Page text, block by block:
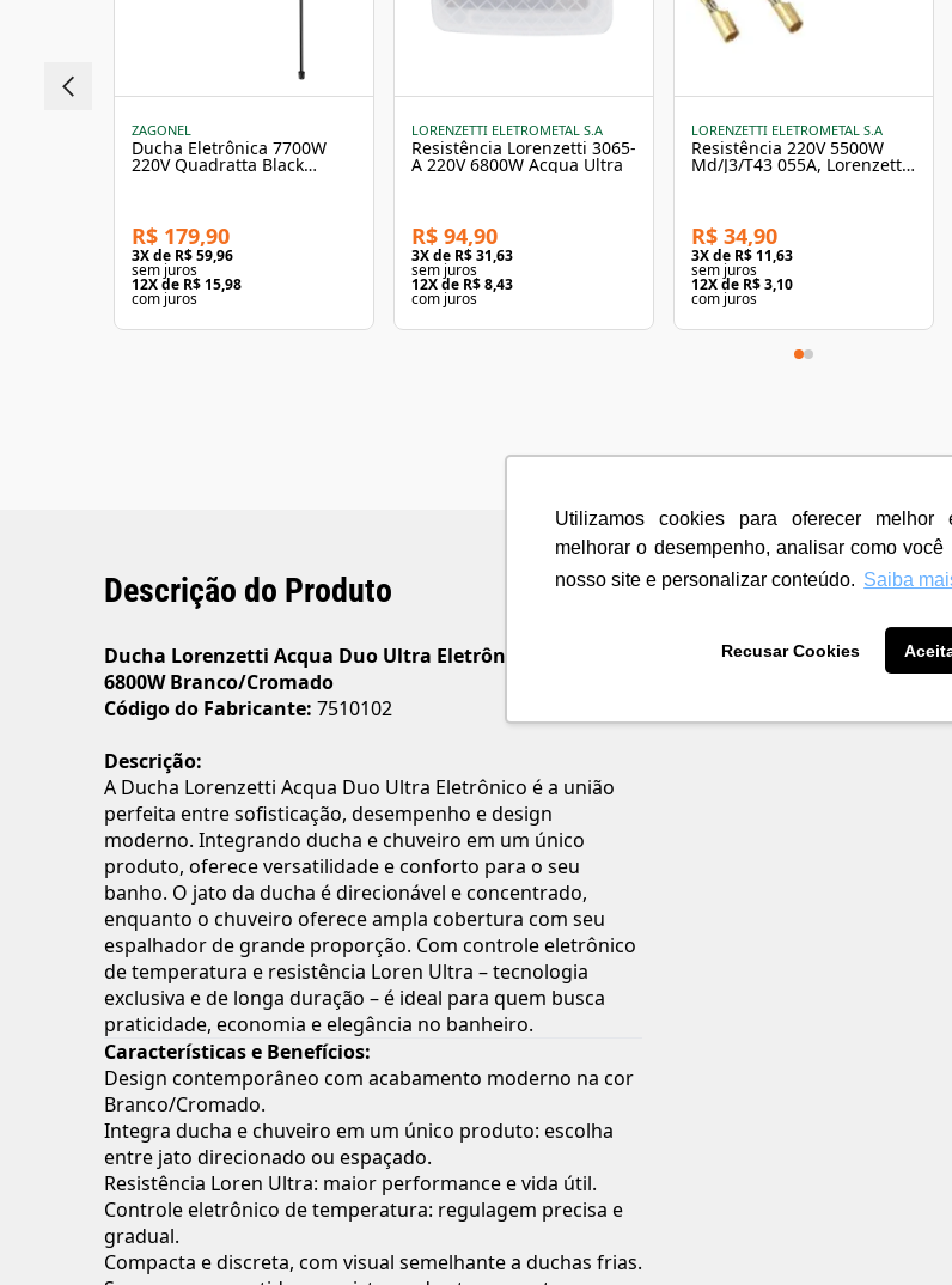
Utilizamos cookies para oferecer melhor
melhorar o desempenho, analisar como você
nosso site e personalizar conteúdo. Saiba
Recusar Cookies
ZAGONEL
Ducha Eletrônica 7700W
220V Quadratta Black
R$ 179,90
3X de R$ 59,96
sem juros
12X de R$ 15,98
com juros
LORENZETTI ELETROMETAL S.A
Resistência Lorenzetti 3065-
A 220V 6800W Acqua Ultra
R$ 94,90
3X de R$ 31,63
sem juros
12X de R$ 8,43
com juros
LORENZETTI ELETROMETAL S.A
Resistência 220V 5500W
Md/J3/T43 055A, Lorenzetti,
R$ 34,90
3X de R$ 11,63
sem juros
12X de R$ 3,10
com juros
Descrição do Produto
Ducha Lorenzetti Acqua Duo Ultra Eletrônico 220V
6800W Branco/Cromado
Código do Fabricante: 7510102
Descrição:
A Ducha Lorenzetti Acqua Duo Ultra Eletrônico é a união
perfeita entre sofisticação, desempenho e design
moderno. Integrando ducha e chuveiro em um único
produto, oferece versatilidade e conforto para o seu
banho. O jato da ducha é direcionável e concentrado,
enquanto o chuveiro oferece ampla cobertura com seu
espalhador de grande proporção. Com controle eletrônico
de temperatura e resistência Loren Ultra – tecnologia
exclusiva e de longa duração – é ideal para quem busca
praticidade, economia e elegância no banheiro.
Características e Benefícios:
Design contemporâneo com acabamento moderno na cor
Branco/Cromado.
Integra ducha e chuveiro em um único produto: escolha
entre jato direcionado ou espaçado.
Resistência Loren Ultra: maior performance e vida útil.
Controle eletrônico de temperatura: regulagem precisa e
gradual.
Compacta e discreta, com visual semelhante a duchas frias.